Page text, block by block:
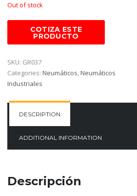
Out of stock
SKU: GR037
Categories: Neumáticos,Neumáticos
Industriales
DESCRIPTION
ADDITIONAL INFORMATION
Descripción